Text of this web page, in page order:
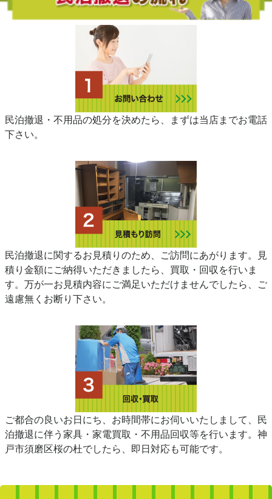
民泊撤退・不用品の処分を決めたら、まずは当店までお電話
下さい。
民泊撤退に関するお見積りのため、ご訪問にあがります。見
積り金額にご納得いただきましたら、買取・回収を行いま
す。万が一お見積内容にご満足いただけませんでしたら、ご
遠慮無くお断り下さい。
ご都合の良いお日にち、お時間帯にお伺いいたしまして、民
泊撤退に伴う家具・家電買取・不用品回収等を行います。神
戸市須磨区桜の杜でしたら、即日対応も可能です。